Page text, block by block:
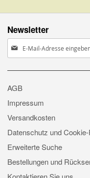
Newsletter
Anmeldung
zum
Newsletter:
AGB
Impressum
Versandkosten
Datenschutz und
Erweiterte Suche
Bestellungen und